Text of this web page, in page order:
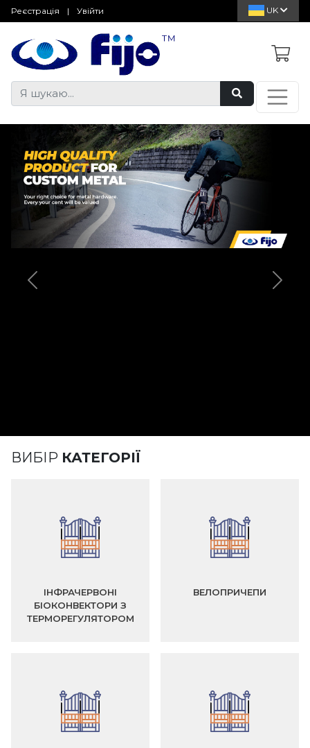
Реєстрація | Увійти UK
Previous Next
ВИБІР КАТЕГОРІЇ
ІНФРАЧЕРВОНІ
БІОКОНВЕКТОРИ З
ТЕРМОРЕГУЛЯТОРОМ
ВЕЛОПРИЧЕПИ